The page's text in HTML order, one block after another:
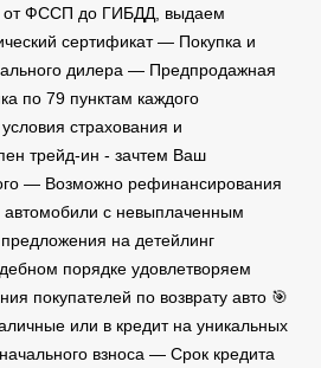
от ФССП до ГИБДД, выдаем
сертификат — Покупка и
дилера — Предпродажная
по 79 пунктам каждого
страхования и
трейд-ин - зачтем Ваш
— Возможно рефинансирования
с невыплаченным
на детейлинг
порядке удовлетворяем
покупателей по возврату авто 🎯
или в кредит на уникальных
взноса — Срок кредита